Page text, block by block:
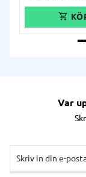
montering på
kan behändligt
röret.
Var